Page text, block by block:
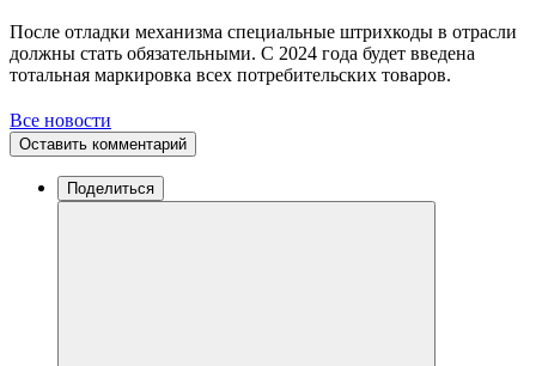
После отладки механизма специальные штрихкоды в отрасли
должны стать обязательными. С 2024 года будет введена
тотальная маркировка всех потребительских товаров.
Все новости
Оставить комментарий
Поделиться